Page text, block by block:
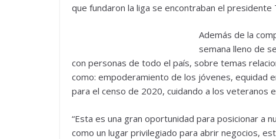
que fundaron la liga se encontraban el
Además de la
semana lleno de
con personas de todo el país, sobre temas
como: empoderamiento de los jóvenes, equidad
para el censo de 2020, cuidando a los veteranos
“Esta es una gran oportunidad para posicionar a
como un lugar privilegiado para abrir negocios,